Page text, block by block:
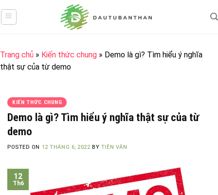
to
Trang chủ » Kiến thức chung » Demo là gì? Tìm hiểu ý nghĩa
thật sự của từ demo
KIẾN THỨC CHUNG
Demo là gì? Tìm hiểu ý nghĩa thật sự của từ
demo
POSTED ON 12 THÁNG 6, 2022BY TIÊN VÂN
12
Th6